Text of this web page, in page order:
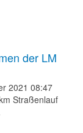
der LM
2021 08:47
Straßenlauf